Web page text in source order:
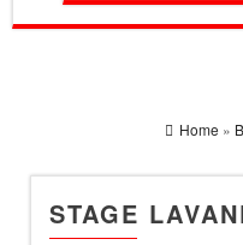
Home »
STAGE